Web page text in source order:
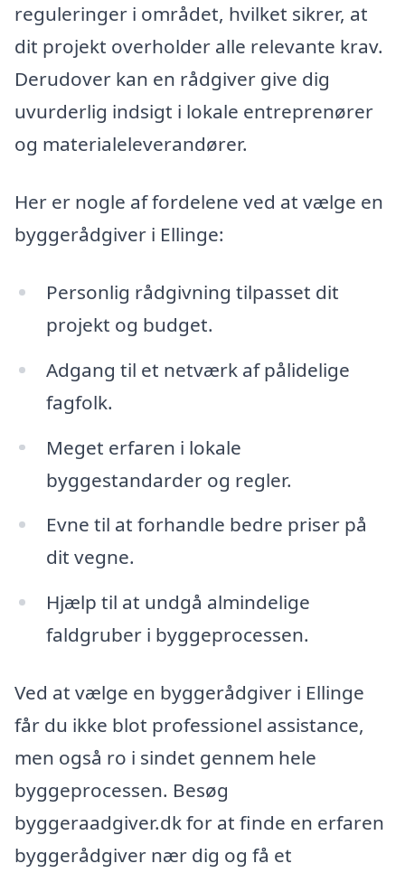
reguleringer i området, hvilket sikrer, at
dit projekt overholder alle relevante krav.
Derudover kan en rådgiver give dig
uvurderlig indsigt i lokale entreprenører
og materialeleverandører.
Her er nogle af fordelene ved at vælge en
byggerådgiver i Ellinge:
Personlig rådgivning tilpasset dit
projekt og budget.
Adgang til et netværk af pålidelige
fagfolk.
Meget erfaren i lokale
byggestandarder og regler.
Evne til at forhandle bedre priser på
dit vegne.
Hjælp til at undgå almindelige
faldgruber i byggeprocessen.
Ved at vælge en byggerådgiver i Ellinge
får du ikke blot professionel assistance,
men også ro i sindet gennem hele
byggeprocessen. Besøg
byggeraadgiver.dk for at finde en erfaren
byggerådgiver nær dig og få et